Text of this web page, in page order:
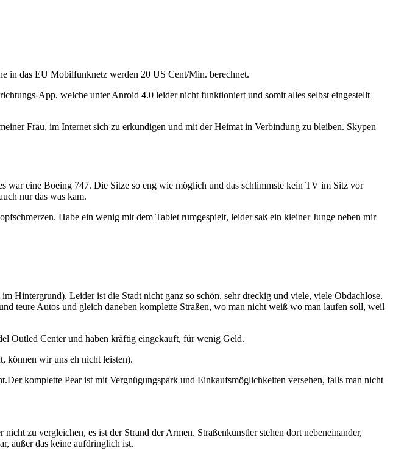
in das EU Mobilfunknetz werden 20 US Cent/Min. berechnet.
App, welche unter Anroid 4.0 leider nicht funktioniert und somit alles selbst eingestellt
Frau, im Internet sich zu erkundigen und mit der Heimat in Verbindung zu bleiben. Skypen
war eine Boeing 747. Die Sitze so eng wie möglich und das schlimmste kein TV im Sitz vor
nur das was kam.
Habe ein wenig mit dem Tablet rumgespielt, leider saß ein kleiner Junge neben mir
Hintergrund). Leider ist die Stadt nicht ganz so schön, sehr dreckig und viele, viele Obdachlose.
teure Autos und gleich daneben komplette Straßen, wo man nicht weiß wo man laufen soll, weil
Outled Center und haben kräftig eingekauft, für wenig Geld.
können wir uns eh nicht leisten).
komplette Pear ist mit Vergnügungspark und Einkaufsmöglichkeiten versehen, falls man nicht
zu vergleichen, es ist der Strand der Armen. Straßenkünstler stehen dort nebeneinander,
außer das keine aufdringlich ist.